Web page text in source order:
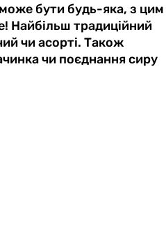
бути будь-яка, з цим
Найбільш традиційний
чи асорті. Також
чи поєднання сиру